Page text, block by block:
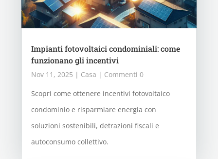
Impianti fotovoltaici condominiali: come
funzionano gli incentivi
Nov 11, 2025 | Casa | Commenti 0
Scopri come ottenere incentivi fotovoltaico
condominio e risparmiare energia con
soluzioni sostenibili, detrazioni fiscali e
autoconsumo collettivo.